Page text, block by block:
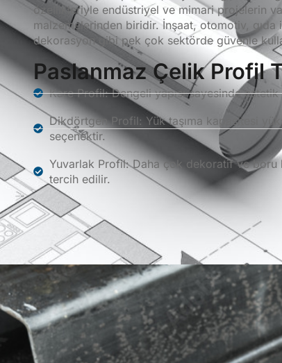
özellikleriyle endüstriyel ve mimari projelerin
malzemelerinden biridir. İnşaat, otomotiv, gıda
dekorasyon gibi pek çok sektörde güvenle
Paslanmaz Çelik Profil
Kare Profil: Dengeli yapısı sayesinde estetik
Dikdörtgen Profil: Yük taşıma kapasitesi
seçenektir.
Yuvarlak Profil: Daha çok dekoratif ve boru
tercih edilir.